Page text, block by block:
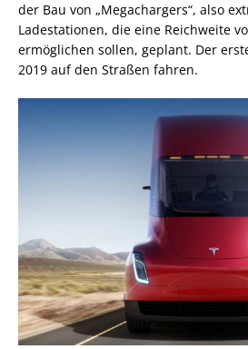
der Bau von „Megachargers“, also
Ladestationen, die eine Reichweite
ermöglichen sollen, geplant. Der
2019 auf den Straßen fahren.